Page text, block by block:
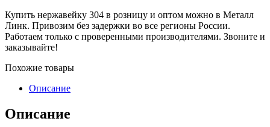
Купить нержавейку 304 в розницу и оптом можно в Металл
Линк. Привозим без задержки во все регионы России.
Работаем только с проверенными производителями. Звоните и
заказывайте!
Похожие товары
Описание
Описание